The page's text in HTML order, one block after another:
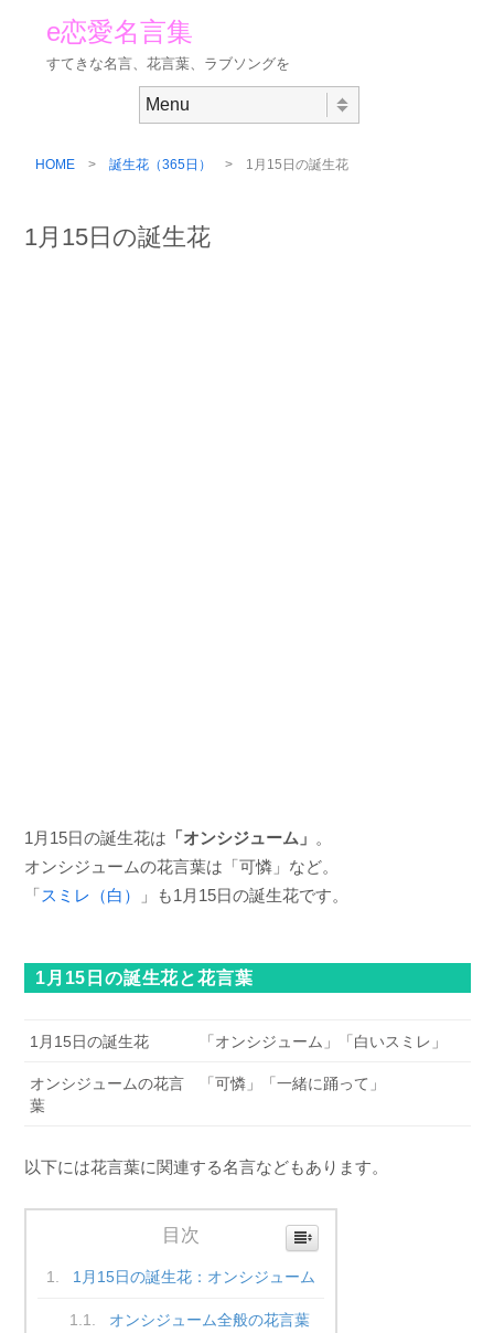
e恋愛名言集
すてきな名言、花言葉、ラブソングを
HOME > 誕生花（365日） > 1月15日の誕生花
1月15日の誕生花
1月15日の誕生花は 「オンシジューム」 。
オンシジュームの花言葉は「可憐」など。
「スミレ（白） 」も1月15日の誕生花です。
1月15日の誕生花と花言葉
1月15日の誕生花 「オンシジューム」「白いスミレ」
オンシジュームの花言
葉
「可憐」「一緒に踊って」
以下には花言葉に関連する名言などもあります。
目次
1月15日の誕生花：オンシジューム
オンシジューム全般の花言葉